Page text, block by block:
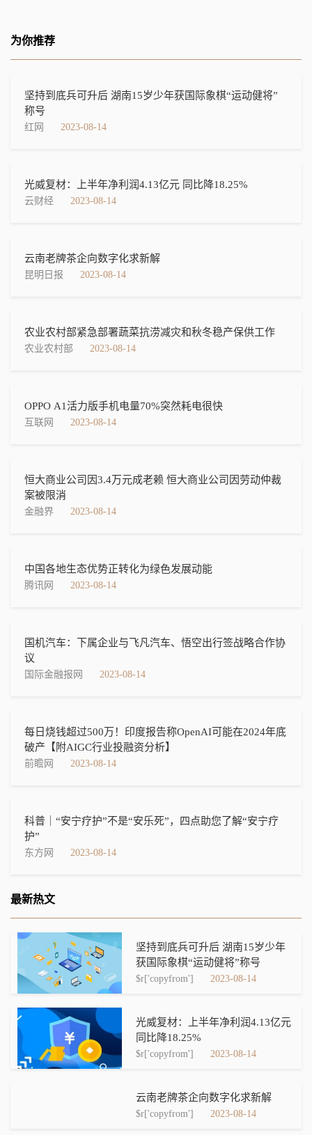
为你推荐
坚持到底兵可升后 湖南15岁少年获国际象棋“运动健将”
称号
红网 2023-08-14
光威复材：上半年净利润4.13亿元 同比降18.25%
云财经 2023-08-14
云南老牌茶企向数字化求新解
昆明日报 2023-08-14
农业农村部紧急部署蔬菜抗涝减灾和秋冬稳产保供工作
农业农村部 2023-08-14
OPPO A1活力版手机电量70%突然耗电很快
互联网 2023-08-14
恒大商业公司因3.4万元成老赖 恒大商业公司因劳动仲裁
案被限消
金融界 2023-08-14
中国各地生态优势正转化为绿色发展动能
腾讯网 2023-08-14
国机汽车：下属企业与飞凡汽车、悟空出行签战略合作协
议
国际金融报网 2023-08-14
每日烧钱超过500万！印度报告称OpenAI可能在2024年底
破产【附AIGC行业投融资分析】
前瞻网 2023-08-14
科普｜“安宁疗护”不是“安乐死”，四点助您了解“安宁疗
护”
东方网 2023-08-14
最新热文
坚持到底兵可升后 湖南15岁少年
获国际象棋“运动健将”称号
$r['copyfrom'] 2023-08-14
光威复材：上半年净利润4.13亿元
同比降18.25%
$r['copyfrom'] 2023-08-14
云南老牌茶企向数字化求新解
$r['copyfrom'] 2023-08-14